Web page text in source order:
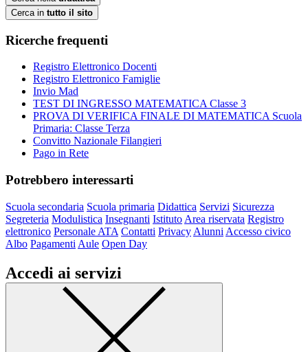
Cerca in tutto il sito
Ricerche frequenti
Registro Elettronico Docenti
Registro Elettronico Famiglie
Invio Mad
TEST DI INGRESSO MATEMATICA Classe 3
PROVA DI VERIFICA FINALE DI MATEMATICA Scuola
Primaria: Classe Terza
Convitto Nazionale Filangieri
Pago in Rete
Potrebbero interessarti
Scuola secondaria Scuola primaria Didattica Servizi Sicurezza
Segreteria Modulistica Insegnanti Istituto Area riservata Registro
elettronico Personale ATA Contatti Privacy Alunni Accesso civico
Albo Pagamenti Aule Open Day
Accedi ai servizi